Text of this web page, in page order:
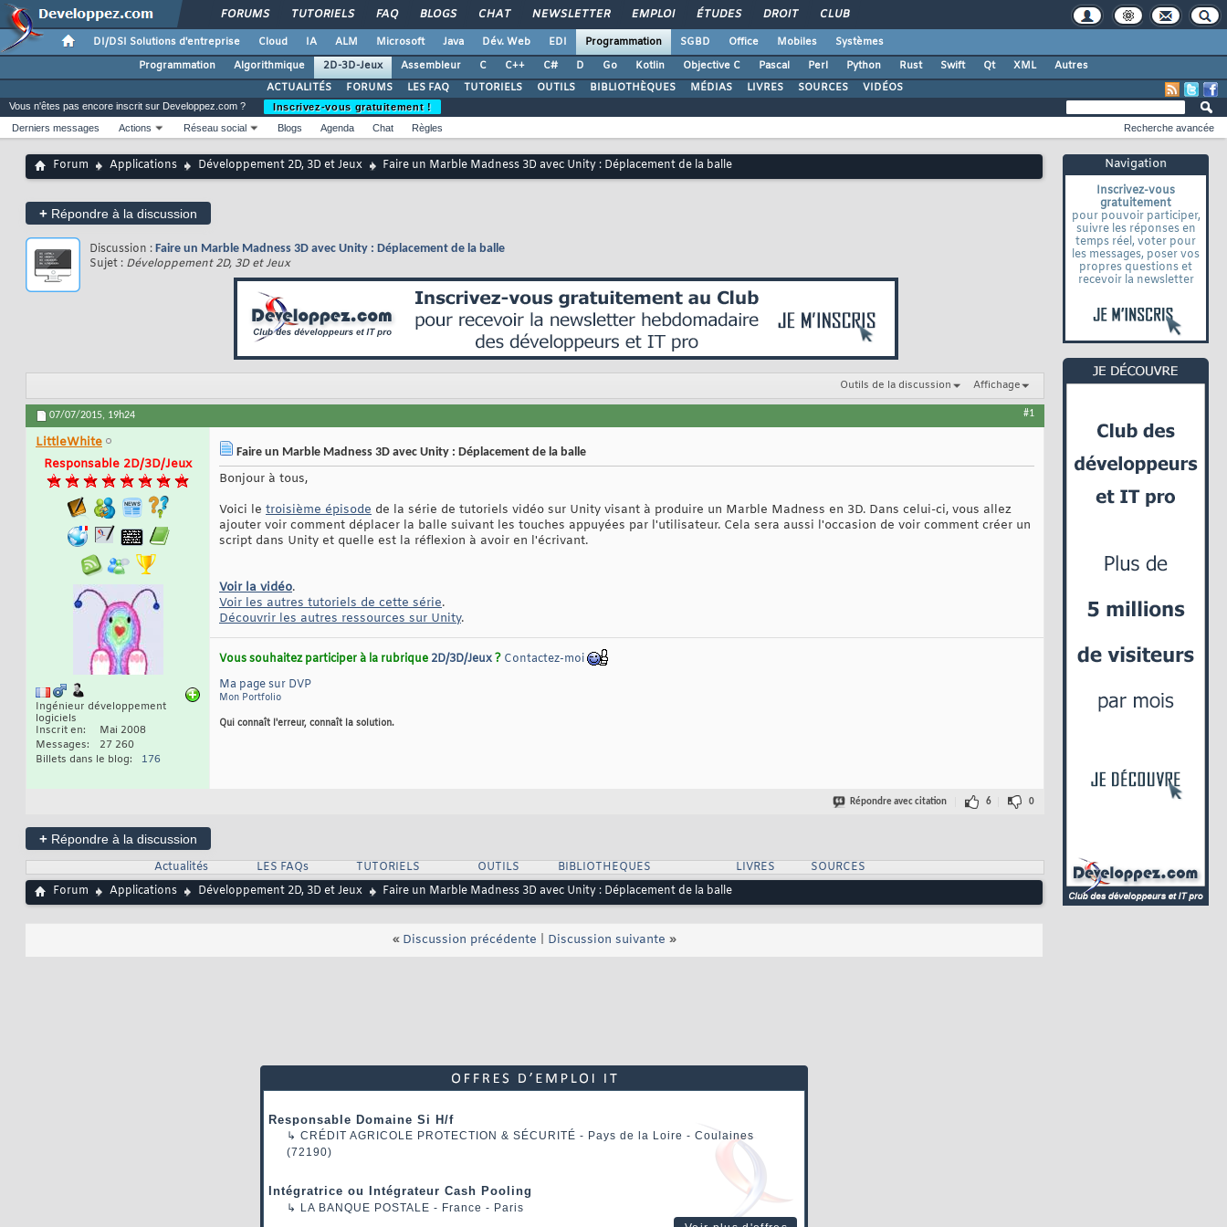
FORUMS TUTORIELS FAQ BLOGS CHAT NEWSLETTER EMPLOI ÉTUDES DROIT CLUB
DI/DSI Solutions d'entreprise Cloud IA ALM Microsoft Java Dév. Web EDI Programmation SGBD Office Mobiles
Systèmes
Programmation
Algorithmique 2D-3D-Jeux Assembleur C C++ C# D Go Kotlin Objective C Pascal Perl Python Rust Swift Qt XML
Autres
ACTUALITÉS
FORUMS LES FAQ TUTORIELS OUTILS BIBLIOTHÈQUES MÉDIAS LIVRES SOURCES VIDÉOS
Navigation
Inscrivez-vous
gratuitement
pour pouvoir participer,
suivre les réponses en
temps réel, voter pour
les messages, poser vos
propres questions et
recevoir la newsletter
Vous n'êtes pas encore inscrit sur Developpez.com ?
Inscrivez-vous gratuitement !
Derniers messages
Actions Réseau social Blogs Agenda Chat Règles Recherche avancée
Forum Applications Développement 2D, 3D et Jeux Faire un Marble Madness 3D avec Unity : Déplacement de la balle
+ Répondre à la discussion
Discussion : Faire un Marble Madness 3D avec Unity : Déplacement de la balle
Sujet : Développement 2D, 3D et Jeux
Outils de la discussion Affichage
07/07/2015, 19h24 #1
LittleWhite
Responsable 2D/3D/Jeux
Ingénieur développement
logiciels
Inscrit en
Mai 2008
Messages
27 260
Billets dans le blog
176
Faire un Marble Madness 3D avec Unity : Déplacement de la balle
Bonjour à tous,
Voici le troisième épisode de la série de tutoriels vidéo sur Unity visant à produire un Marble Madness en 3D. Dans celui-ci, vous allez
ajouter voir comment déplacer la balle suivant les touches appuyées par l'utilisateur. Cela sera aussi l'occasion de voir comment créer un
script dans Unity et quelle est la réflexion à avoir en l'écrivant.
Voir la vidéo.
Voir les autres tutoriels de cette série.
Découvrir les autres ressources sur Unity.
Vous souhaitez participer à la rubrique 2D/3D/Jeux? Contactez-moi
Ma page sur DVP
Mon Portfolio
Qui connaît l'erreur, connaît la solution.
Répondre avec citation 6 0
+ Répondre à la discussion
Actualités
LES FAQs TUTORIELS OUTILS BIBLIOTHEQUES LIVRES
SOURCES
Forum
Applications Développement 2D, 3D et Jeux Faire un Marble Madness 3D avec Unity : Déplacement de la balle
« Discussion précédente Discussion suivante »
Responsable Domaine Si H/f
↳ CRÉDIT AGRICOLE PROTECTION & SÉCURITÉ - Pays de la Loire - Coulaines
(72190)
Intégratrice ou Intégrateur Cash Pooling
↳ LA BANQUE POSTALE - France - Paris